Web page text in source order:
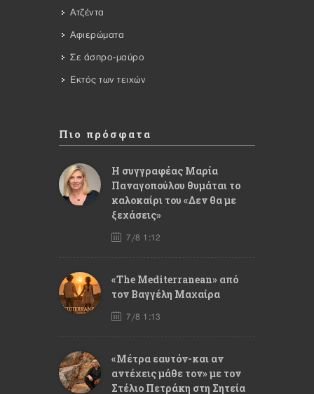
Ατζέντα
Αφιερώματα
Σε άσπρο-μαύρο
Εκτός των τειχών
Πιο πρόσφατα
Η συγγραφέας Μαρία
Παναγοπούλου θυμάται το
καλοκαίρι του «Δεν θα με
ξεχάσεις»
7/8 1:12
«The Mediterranean» από
τον Βαγγέλη Μαχαίρα
7/8 1:13
«Μέτρα εαυτόν-και αν
αντέχεις μάθε τον» με τον
Στέλιο Πετράκη στη Σητεία